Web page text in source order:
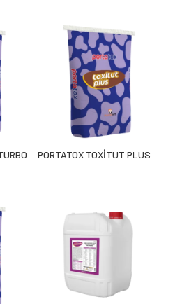
PORTATOX TOXİTUT PLUS